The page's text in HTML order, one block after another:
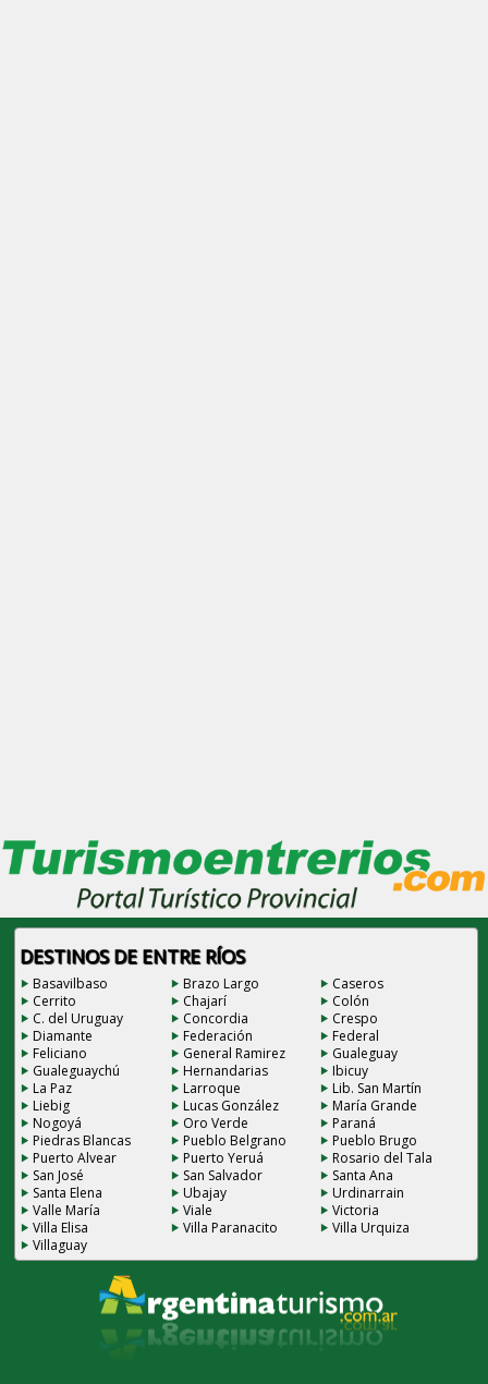
DESTINOS DE ENTRE RÍOS
Basavilbaso Brazo Largo
Caseros
Cerrito
Chajarí
Colón
C. del Uruguay
Concordia
Crespo
Diamante
Federación
Federal
Feliciano
General Ramirez
Gualeguay
Gualeguaychú
Hernandarias
Ibicuy
La Paz
Larroque
Lib. San Martín
Liebig
Lucas González
María Grande
Nogoyá
Oro Verde
Paraná
Piedras Blancas
Pueblo Belgrano
Pueblo Brugo
Puerto Alvear
Puerto Yeruá
Rosario del Tala
San José
San Salvador
Santa Ana
Santa Elena
Ubajay
Urdinarrain
Valle María
Viale
Victoria
Villa Elisa
Villa Paranacito
Villa Urquiza
Villaguay